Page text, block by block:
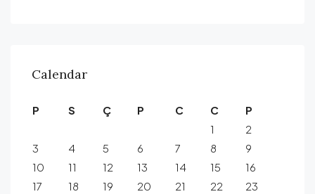
Calendar
P S Ç P C C
P
1
2
3
4 5 6 7 8
9
10
11 12 13 14 15
16
17
18 19 20 21 22
23